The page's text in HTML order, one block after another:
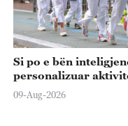
Si po e bën
personalizuar
09-Aug-2026